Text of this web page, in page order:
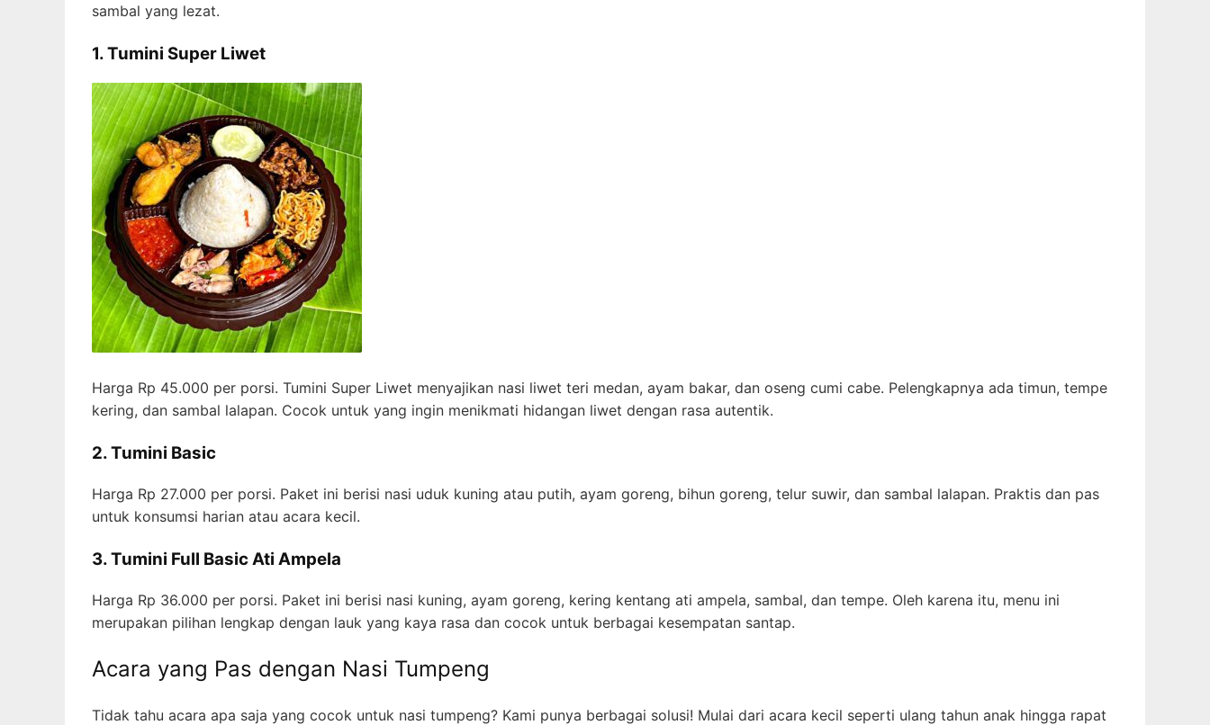
sambal yang lezat.
1. Tumini Super Liwet
Harga Rp 45.000 per porsi. Tumini Super Liwet menyajikan nasi liwet teri medan, ayam bakar, dan oseng cumi cabe. Pelengkapnya ada timun, tempe
kering, dan sambal lalapan. Cocok untuk yang ingin menikmati hidangan liwet dengan rasa autentik.
2. Tumini Basic
Harga Rp 27.000 per porsi. Paket ini berisi nasi uduk kuning atau putih, ayam goreng, bihun goreng, telur suwir, dan sambal lalapan. Praktis dan pas
untuk konsumsi harian atau acara kecil.
3. Tumini Full Basic Ati Ampela
Harga Rp 36.000 per porsi. Paket ini berisi nasi kuning, ayam goreng, kering kentang ati ampela, sambal, dan tempe. Oleh karena itu, menu ini
merupakan pilihan lengkap dengan lauk yang kaya rasa dan cocok untuk berbagai kesempatan santap.
Acara yang Pas dengan Nasi Tumpeng
Tidak tahu acara apa saja yang cocok untuk nasi tumpeng? Kami punya berbagai solusi! Mulai dari acara kecil seperti ulang tahun anak hingga rapat